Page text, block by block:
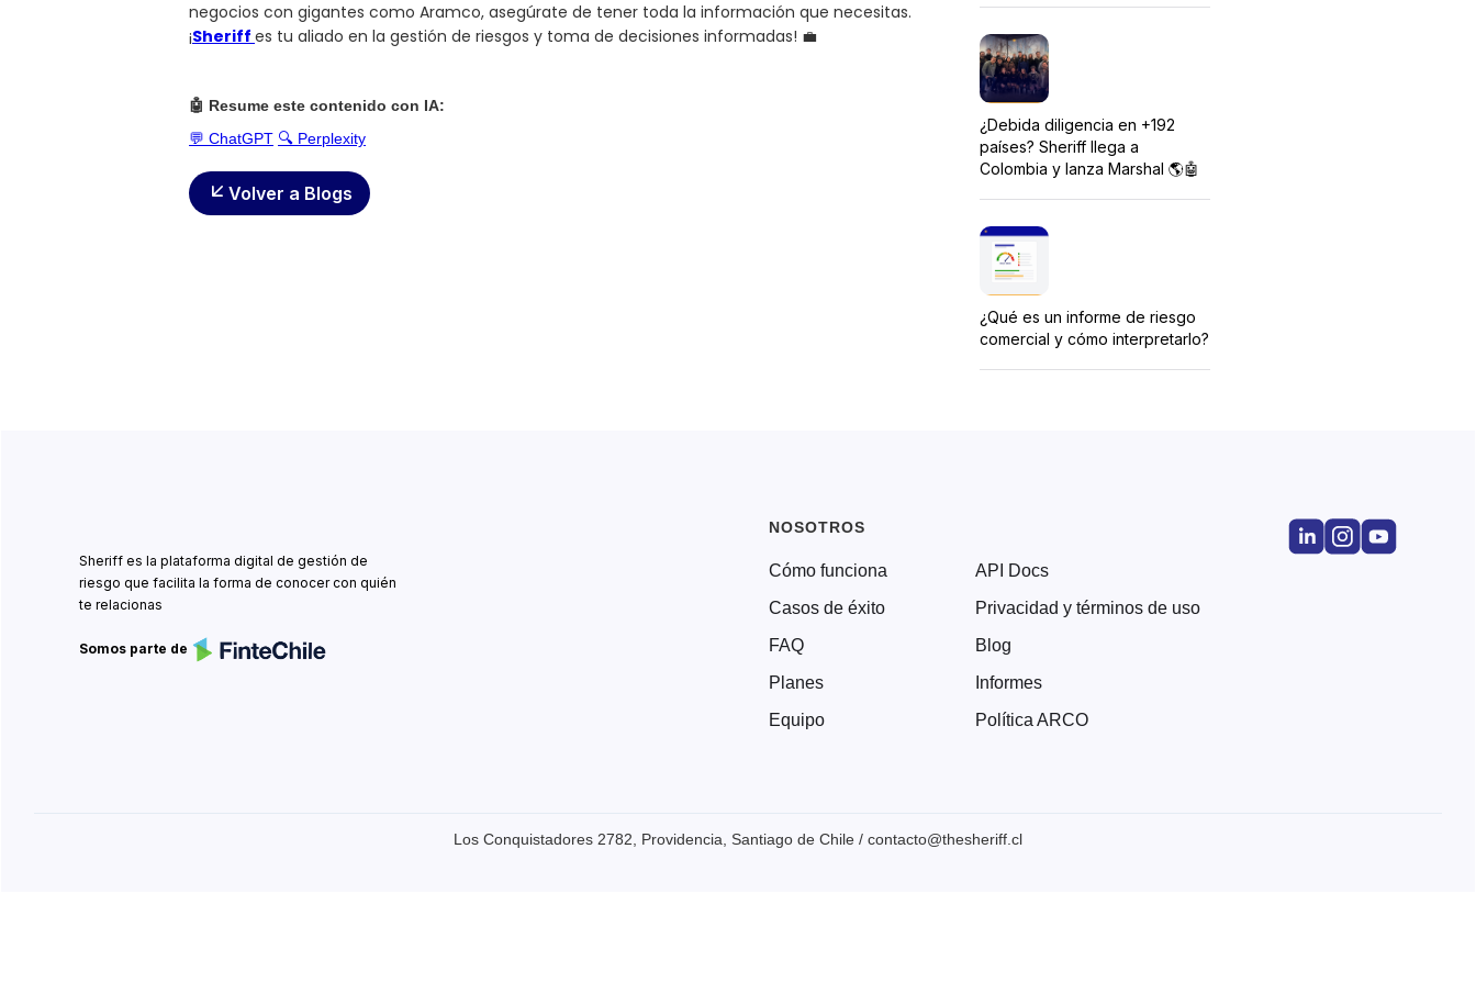
negocios con gigantes como Aramco, asegúrate de tener toda la información que necesitas.
¡Sheriff es tu aliado en la gestión de riesgos y toma de decisiones informadas! 💼
🤖 Resume este contenido con IA:
💬 ChatGPT 🔍 Perplexity
Volver a Blogs
¿Debida diligencia en +192
países? Sheriff llega a
Colombia y lanza Marshal 🌎🤖
¿Qué es un informe de riesgo
comercial y cómo interpretarlo?
Sheriff es la plataforma digital de gestión de
riesgo que facilita la forma de conocer con quién
te relacionas
Somos parte de
NOSOTROS
Cómo funciona
Casos de éxito
FAQ
Planes
Equipo
API Docs
Privacidad y términos de uso
Blog
Informes
Política ARCO
Los Conquistadores 2782, Providencia, Santiago de Chile / contacto@thesheriff.cl